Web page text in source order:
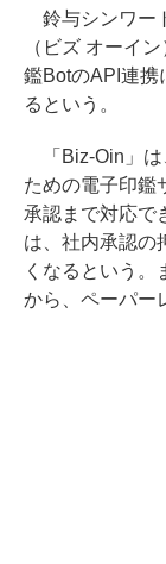
鈴与シンワー
（ビズ オーイ
鑑BotのAPI連携
るという。
「Biz-Oin」は
ための電子印鑑
承認まで対応で
は、社内承認の
くなるという。
から、ペーパー